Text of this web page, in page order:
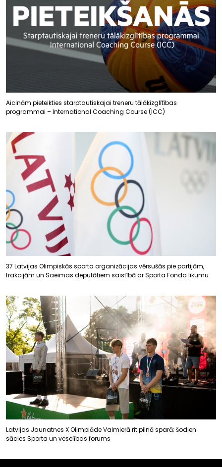
Aicinām pieteikties starptautiskajai treneru tālākizglītības
programmai – International Coaching Course (ICC)
37 Latvijas Olimpiskās sporta organizācijas vērsušās pie partijām,
frakcijām un Saeimas deputātiem saistībā ar Sporta Fonda likumu
Latvijas Jaunatnes X Olimpiāde Valmierā rit pilnā sparā; šodien
sācies Sporta un veselības forums